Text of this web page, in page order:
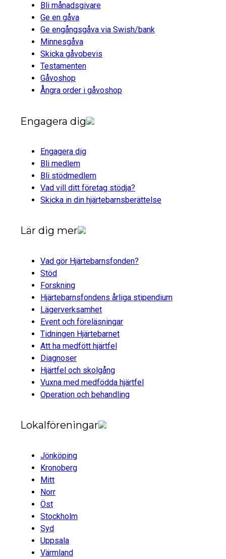
Bli månadsgivare
Ge en gåva
Ge engångsgåva via Swish/bank
Minnesgåva
Skicka gåvobevis
Testamenten
Gåvoshop
Ångra order i gåvoshop
Engagera dig
Engagera dig
Bli medlem
Bli stödmedlem
Vad vill ditt företag stödja?
Skicka in din hjärtebarnsberättelse
Lär dig mer
Vad gör Hjärtebarnsfonden?
Stöd
Forskning
Hjärtebarnsfondens årliga stipendium
Lägerverksamhet
Event och föreläsningar
Tidningen Hjärtebarnet
Att ha medfött hjärtfel
Diagnoser
Hjärtfel och skolgång
Vuxna med medfödda hjärtfel
Operation och behandling
Lokalföreningar
Jönköping
Kronoberg
Mitt
Norr
Öst
Stockholm
Syd
Uppsala
Värmland